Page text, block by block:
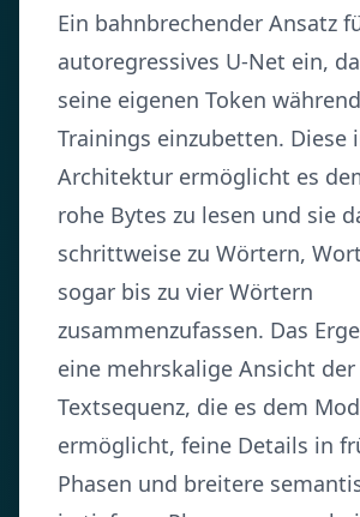
Ein bahnbrechender Ansatz
autoregressives U-Net ein,
seine eigenen Token
Trainings einzubetten. Diese
Architektur ermöglicht es
rohe Bytes zu lesen und sie
schrittweise zu Wörtern,
sogar bis zu vier Wörtern
zusammenzufassen. Das
eine mehrskalige Ansicht der
Textsequenz, die es dem
ermöglicht, feine Details in
Phasen und breitere